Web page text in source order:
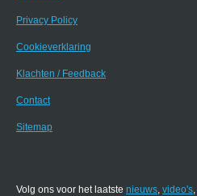
Privacy Policy
Cookieverklaring
Klachten / Feedback
Contact
Sitemap
Volg ons voor het laatste nieuws video's